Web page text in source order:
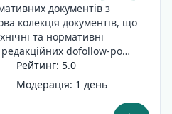
документів з
колекція документів, що
та нормативні
редакційних dofollow-ро…
Рейтинг: 5.0
Модерація: 1 день